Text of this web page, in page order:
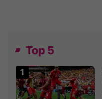
Top 5